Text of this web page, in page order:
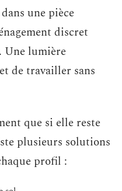
une pièce
discret
Une lumière
de travailler sans
que si elle reste
plusieurs solutions
profil :